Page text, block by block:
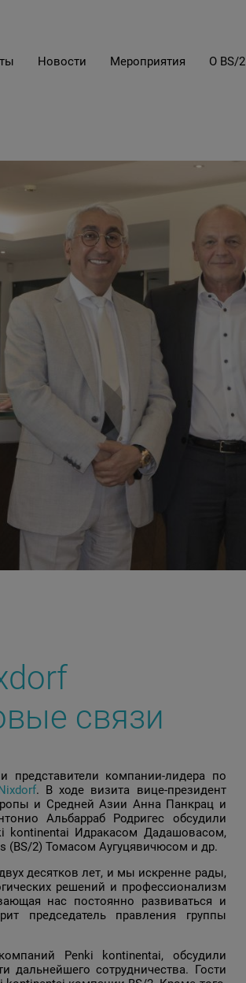
Новости Мероприятия О BS/2
связи
представители компании-лидера по
. В ходе визита вице-президент
и Средней Азии Анна Панкрац и
Альбарраб Родригес обсудили
kontinentai Идракасом Дадашовасом,
(BS/2) Томасом Аугуцявичюсом и др.
десятков лет, и мы искренне рады,
решений и профессионализм
нас постоянно развиваться и
председатель правления группы
Penki kontinentai, обсудили
дальнейшего сотрудничества. Гости